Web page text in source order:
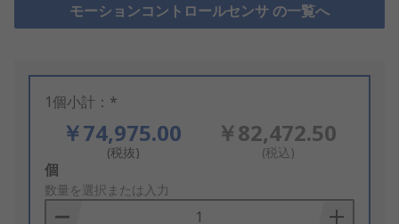
モーションコントロールセンサ の一覧へ
1個小計：*
￥74,975.00
(税抜)
￥82,472.50
(税込)
Add
to
Basket
個
数量を選択または入力